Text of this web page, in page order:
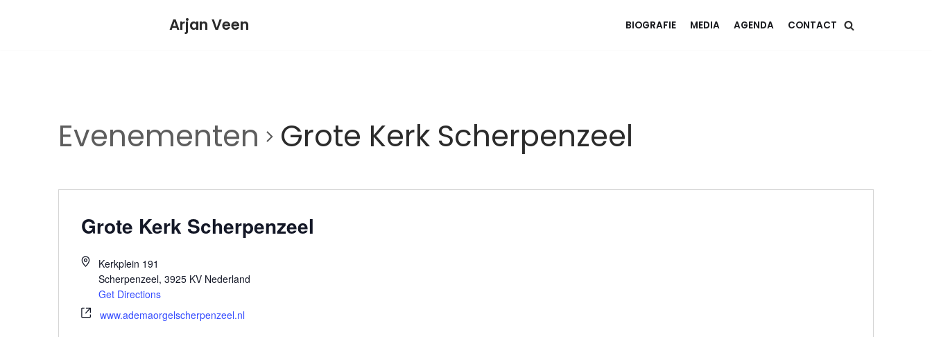
Arjan Veen BIOGRAFIE MEDIA AGENDA CONTACT
Evenementen Grote Kerk Scherpenzeel
Grote Kerk Scherpenzeel
Kerkplein 191
Scherpenzeel, 3925 KV Nederland
Get Directions
www.ademaorgelscherpenzeel.nl